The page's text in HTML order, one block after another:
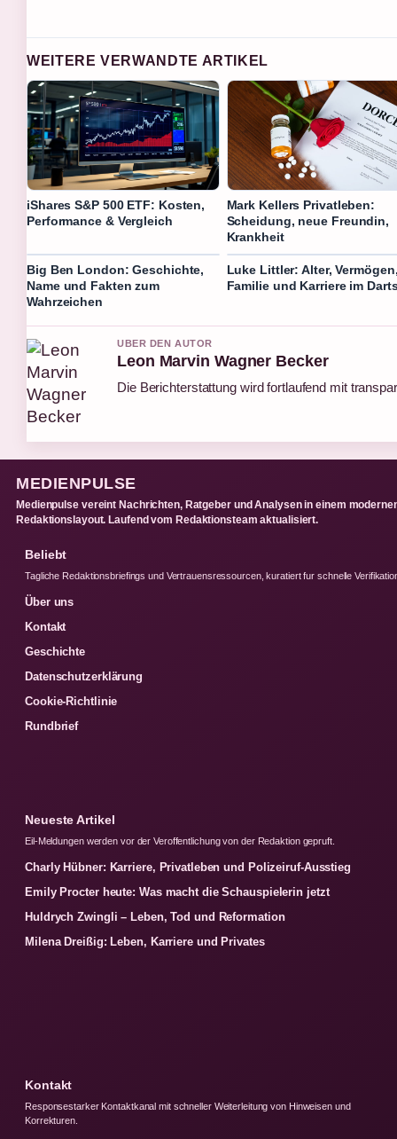
WEITERE VERWANDTE ARTIKEL
iShares S&P 500 ETF: Kosten,
Performance & Vergleich
Mark Kellers Privatleben:
Scheidung, neue Freundin,
Krankheit
Big Ben London: Geschichte,
Name und Fakten zum
Wahrzeichen
Luke Littler: Alter,
Familie und Karriere im
UBER DEN AUTOR
Leon Marvin Wagner Becker
Die Berichterstattung wird fortlaufend mit
MEDIENPULSE
Medienpulse vereint Nachrichten, Ratgeber und Analysen in einem
Redaktionslayout. Laufend vom Redaktionsteam aktualisiert.
Beliebt
Tagliche Redaktionsbriefings und Vertrauensressourcen, kuratiert fur schnelle
Über uns
Kontakt
Geschichte
Datenschutzerklärung
Cookie-Richtlinie
Rundbrief
Neueste Artikel
Eil-Meldungen werden vor der Veroffentlichung von der Redaktion gepruft.
Charly Hübner: Karriere, Privatleben und Polizeiruf-Ausstieg
Emily Procter heute: Was macht die Schauspielerin jetzt
Huldrych Zwingli – Leben, Tod und Reformation
Milena Dreißig: Leben, Karriere und Privates
Kontakt
Responsestarker Kontaktkanal mit schneller Weiterleitung von Hinweisen und
Korrekturen.